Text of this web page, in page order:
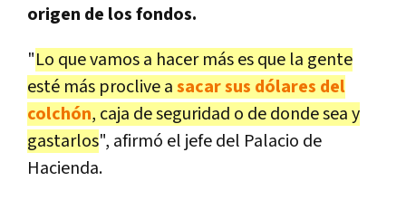
origen de los fondos.
"Lo que vamos a hacer más es que la gente
esté más proclive asacar sus dólares del
colchón, caja de seguridad o de donde sea y
gastarlos", afirmó el jefe del Palacio de
Hacienda.